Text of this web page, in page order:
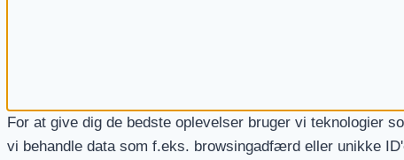
For at give dig de bedste oplevelser bruger vi teknologier
vi behandle data som f.eks. browsingadfærd eller unikke